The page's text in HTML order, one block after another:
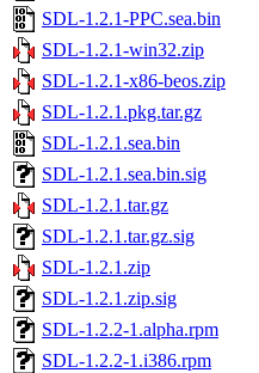
SDL-1.2.1-PPC.sea.bin
SDL-1.2.1-win32.zip
SDL-1.2.1-x86-beos.zip
SDL-1.2.1.pkg.tar.gz
SDL-1.2.1.sea.bin
SDL-1.2.1.sea.bin.sig
SDL-1.2.1.tar.gz
SDL-1.2.1.tar.gz.sig
SDL-1.2.1.zip
SDL-1.2.1.zip.sig
SDL-1.2.2-1.alpha.rpm
SDL-1.2.2-1.i386.rpm